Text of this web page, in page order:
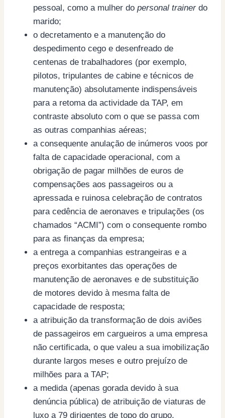
pessoal, como a mulher do personal trainerdo
marido;
o decretamento e a manutenção do
despedimento cego e desenfreado de
centenas de trabalhadores (por exemplo,
pilotos, tripulantes de cabine e técnicos de
manutenção) absolutamente indispensáveis
para a retoma da actividade da TAP, em
contraste absoluto com o que se passa com
as outras companhias aéreas;
a consequente anulação de inúmeros voos por
falta de capacidade operacional, com a
obrigação de pagar milhões de euros de
compensações aos passageiros ou a
apressada e ruinosa celebração de contratos
para cedência de aeronaves e tripulações (os
chamados “ACMI”) com o consequente rombo
para as finanças da empresa;
a entrega a companhias estrangeiras e a
preços exorbitantes das operações de
manutenção de aeronaves e de substituição
de motores devido à mesma falta de
capacidade de resposta;
a atribuição da transformação de dois aviões
de passageiros em cargueiros a uma empresa
não certificada, o que valeu a sua imobilização
durante largos meses e outro prejuízo de
milhões para a TAP;
a medida (apenas gorada devido à sua
denúncia pública) de atribuição de viaturas de
luxo a 79 dirigentes de topo do grupo,